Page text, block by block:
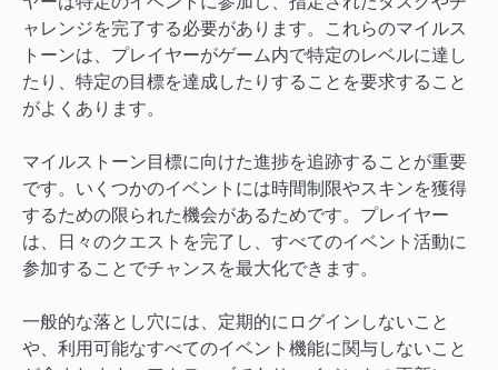
ャレンジを完了する必要があります。これらのマイルス
トーンは、プレイヤーがゲーム内で特定のレベルに達し
たり、特定の目標を達成したりすることを要求すること
がよくあります。
マイルストーン目標に向けた進捗を追跡することが重要
です。いくつかのイベントには時間制限やスキンを獲得
するための限られた機会があるためです。プレイヤー
は、日々のクエストを完了し、すべてのイベント活動に
参加することでチャンスを最大化できます。
一般的な落とし穴には、定期的にログインしないこと
や、利用可能なすべてのイベント機能に関与しないこと